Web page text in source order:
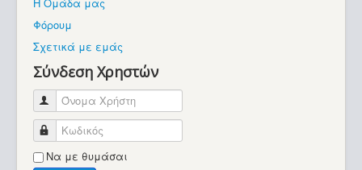
Βρίσκεστε εδώ:
Η Ομάδα μας
Φόρουμ
Σχετικά με εμάς
Σύνδεση Χρηστών
Όνομα Χρήστη
Κωδικός
Να με θυμάσαι